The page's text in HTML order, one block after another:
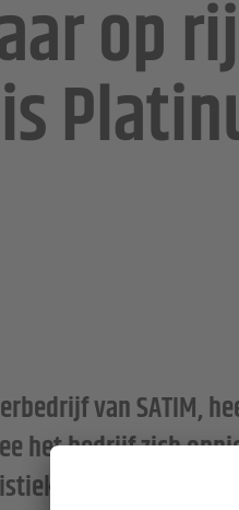
op rij
van SATIM,
het bedrijf zich
sector volgens